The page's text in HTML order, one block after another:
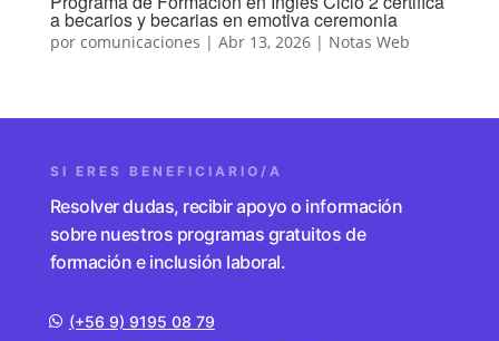
a becarios y becarias en emotiva ceremonia
por comunicaciones | Abr 13, 2026| Notas Web
SI ERES BENEFICIARIO/A
Resolver dudas, recibir apoyo o información
sobre nuestros programas gratuitos de
formación e inclusión laboral.
(+56 9) 9195 08 79